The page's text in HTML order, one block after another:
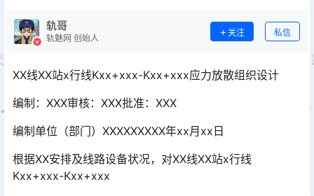
轨哥
轨魅网 创始人
关注 私信
XX线XX站x行线Kxx+xxx-Kxx+xxx应力放散组织设计
编制：XXX审核：XXX批准：XXX
编制单位（部门）XXXXXXXXX年xx月xx日
根据XX安排及线路设备状况，对XX线XX站x行线
Kxx+xxx-Kxx+xxx